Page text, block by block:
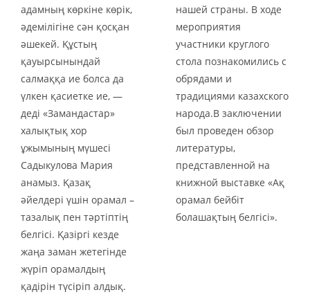
адамның көркіне көрік,
әдемілігіне сән қосқан
әшекей. Құстың
қауырсынындай
салмаққа ие болса да
үлкен қасиетке ие, —
деді «Замандастар»
халықтық хор
ұжымының мүшесі
Садыкулова Мария
анамыз. Қазақ
әйелдері үшін орамал –
тазалық пен тәртіптің
белгісі. Қазіргі кезде
жаңа заман жетегінде
жүріп орамалдың
қадірін түсіріп алдық.
нашей страны. В ходе
мероприятия
участники круглого
стола познакомились с
обрядами и
традициями казахского
народа.В заключении
был проведен обзор
литературы,
представленной на
книжной выставке «Ақ
орамал бейбіт
болашақтың белгісі».